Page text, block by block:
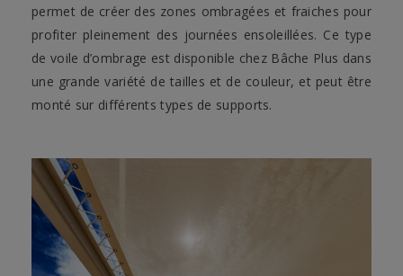
permet de créer des zones ombragées et fraiches pour
profiter pleinement des journées ensoleillées. Ce type
de voile d’ombrage est disponible chez Bâche Plus dans
une grande variété de tailles et de couleur, et peut être
monté sur différents types de supports.